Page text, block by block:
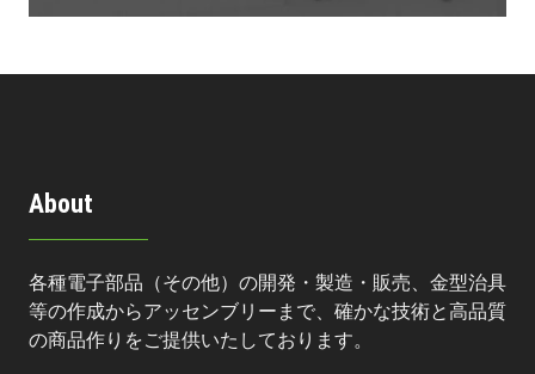
About
各種電子部品（その他）の開発・製造・販売、金型治具
等の作成からアッセンブリーまで、確かな技術と高品質
の商品作りをご提供いたしております。